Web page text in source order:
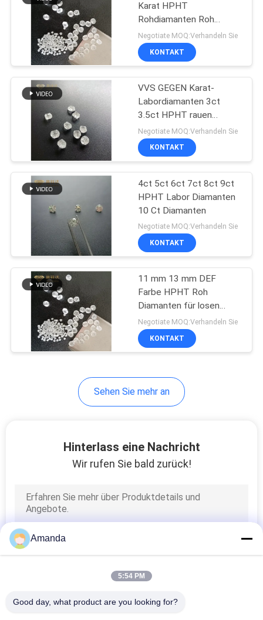
Raue Diamanten
CVD
Rauer Diamant
HPHT
57
Labor gewachsene
farbige Diamanten
Labor gewachsene
Diamanten
Fantastische
geschnittene
Labordiamanten
Karat HPHT
Rohdiamanten Roh
unpoliertem Diamanten
Für 2ct Ring
Negotiate MOQ:Verhandeln Sie
KONTAKT
VVS GEGEN Karat-
Labordiamanten 3ct
3.5ct HPHT rauen
Diamant-4
Negotiate MOQ:Verhandeln Sie
KONTAKT
4ct 5ct 6ct 7ct 8ct 9ct
HPHT Labor Diamanten
10 Ct Diamanten
Negotiate MOQ:Verhandeln Sie
KONTAKT
11 mm 13 mm DEF
Farbe HPHT Roh
Diamanten für losen
Diamanten
Negotiate MOQ:Verhandeln Sie
KONTAKT
Sehen Sie mehr an
Hinterlass eine Nachricht
Wir rufen Sie bald zurück!
Amanda
5:54 PM
Good day, what product are you looking for?